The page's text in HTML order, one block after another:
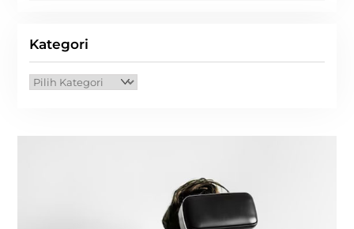
Kategori
Kategori